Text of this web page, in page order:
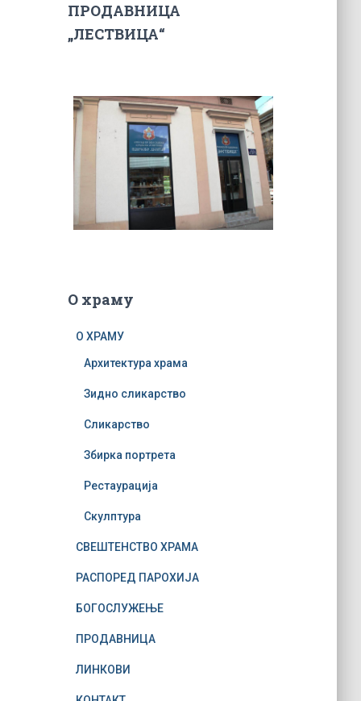
ПРОДАВНИЦА
„ЛЕСТВИЦА“
О храму
О ХРАМУ
Архитектура храма
Зидно сликарство
Сликарство
Збирка портрета
Рестаурација
Скулптура
СВЕШТЕНСТВО ХРАМА
РАСПОРЕД ПАРОХИЈА
БОГОСЛУЖЕЊЕ
ПРОДАВНИЦА
ЛИНКОВИ